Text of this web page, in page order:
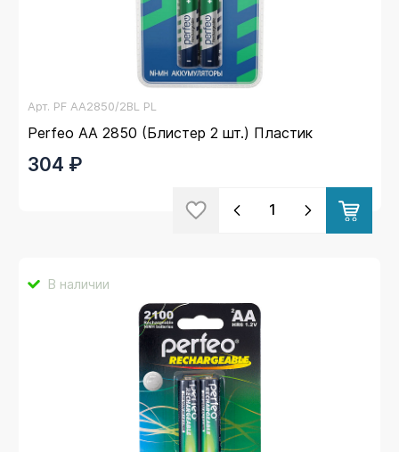
Арт. PF AA2850/2BL PL
Perfeo AA 2850 (Блистер 2 шт.) Пластик
304 ₽
В наличии